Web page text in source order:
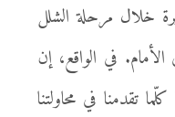
خلال مرحلة الشلل
في الواقع، إن
تقدمنا في محاولتنا